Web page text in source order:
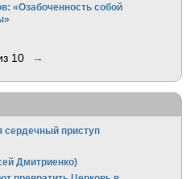
«Озабоченность собой
10 →
приступ
Дмитриенко)